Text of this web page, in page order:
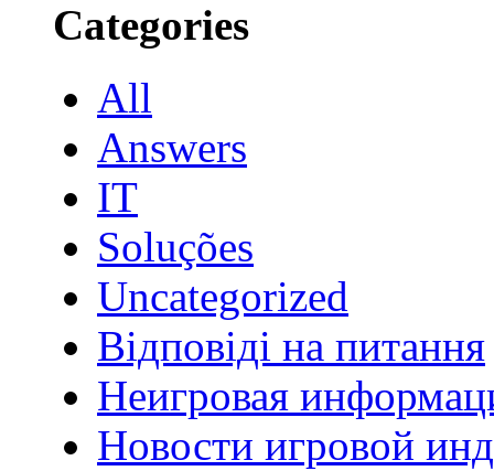
Categories
All
Answers
IT
Soluções
Uncategorized
Відповіді на питання
Неигровая
Новости игровой